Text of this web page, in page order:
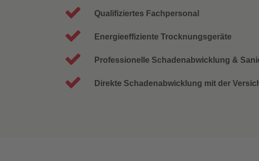
Qualifiziertes Fachpersonal
Energieeffiziente Trocknungsgeräte
Professionelle Schadenabwicklung &
Direkte Schadenabwicklung mit der